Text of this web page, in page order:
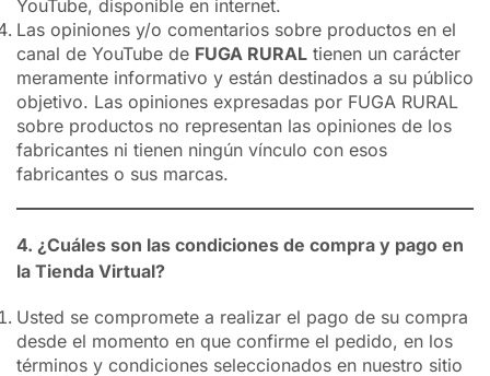
YouTube, disponible en internet.
Las opiniones y/o comentarios sobre productos en el
canal de YouTube de FUGA RURAL tienen un carácter
meramente informativo y están destinados a su público
objetivo. Las opiniones expresadas por FUGA RURAL
sobre productos no representan las opiniones de los
fabricantes ni tienen ningún vínculo con esos
fabricantes o sus marcas.
4. ¿Cuáles son las condiciones de compra y pago en
la Tienda Virtual?
Usted se compromete a realizar el pago de su compra
desde el momento en que confirme el pedido, en los
términos y condiciones seleccionados en nuestro sitio